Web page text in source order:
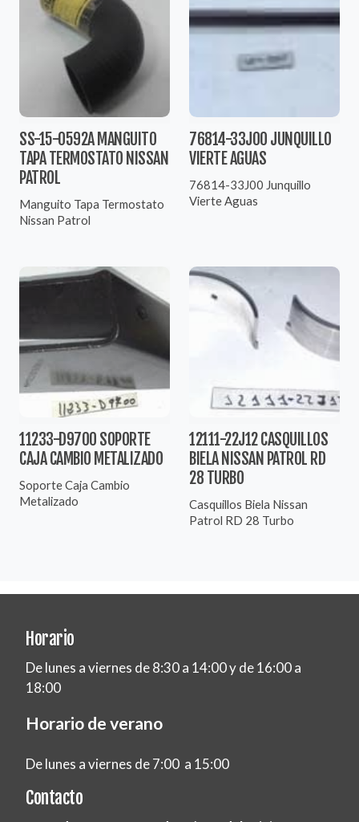
SS-15-0592A MANGUITO
TAPA TERMOSTATO NISSAN
PATROL
Manguito Tapa Termostato
Nissan Patrol
76814-33J00 JUNQUILLO
VIERTE AGUAS
76814-33J00 Junquillo
Vierte Aguas
11233-D9700 SOPORTE
CAJA CAMBIO METALIZADO
Soporte Caja Cambio
Metalizado
12111-22J12 CASQUILLOS
BIELA NISSAN PATROL RD
28 TURBO
Casquillos Biela Nissan
Patrol RD 28 Turbo
Horario
De lunes a viernes de 8:30 a 14:00 y de 16:00 a
18:00
Horario de verano
De lunes a viernes de 7:00 a 15:00
Contacto